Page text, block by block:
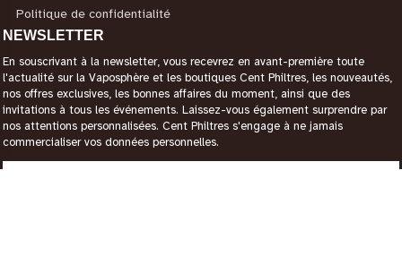
Politique de confidentialité
NEWSLETTER
En souscrivant à la newsletter, vous recevrez en avant-première toute
l'actualité sur la Vaposphère et les boutiques Cent Philtres, les nouveautés,
nos offres exclusives, les bonnes affaires du moment, ainsi que des
invitations à tous les événements. Laissez-vous également surprendre par
nos attentions personnalisées. Cent Philtres s'engage à ne jamais
commercialiser vos données personnelles.